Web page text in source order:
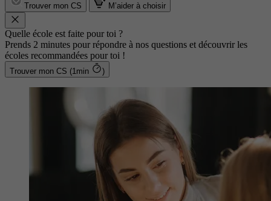
Trouver mon CS M’aider à choisir
Quelle école est faite pour toi ?
Prends 2 minutes pour répondre à nos questions et découvrir les
écoles recommandées pour toi !
Trouver mon CS (1min )